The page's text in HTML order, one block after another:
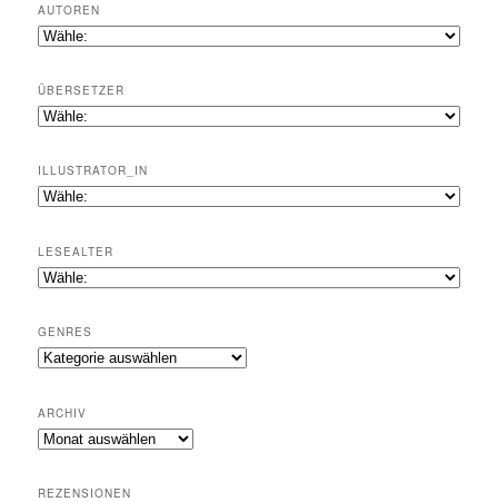
AUTOREN
ÜBERSETZER
ILLUSTRATOR_IN
LESEALTER
GENRES
Genres
ARCHIV
Archiv
REZENSIONEN